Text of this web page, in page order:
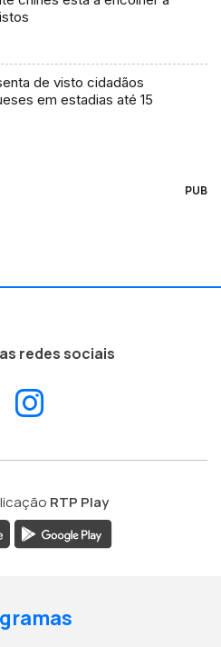
de visto cidadãos
em estadias até 15
PUB
redes sociais
Facebook
RTP Play